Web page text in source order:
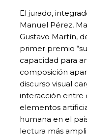
El jurado,
Manuel Pérez,
Gustavo Martín,
primer premio
capacidad para
composición
discurso visual
interacción entre
elementos
humana en el
lectura más